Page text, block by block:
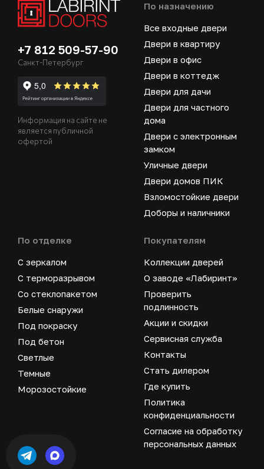
+7 812 509-57-90
Санкт-Петербург
Информация на сайте не
является публичной
офертой
По назначению
Все входные двери
Двери в квартиру
Двери в офис
Двери в коттедж
Двери для дачи
Двери для частного
дома
Двери с электронным
замком
Уличные двери
Двери домов ПИК
Взломостойкие двери
Доборы и наличники
По отделке
С зеркалом
С терморазрывом
Со стеклопакетом
Белые снаружи
Под покраску
Под бетон
Светлые
Темные
Морозостойкие
Покупателям
Коллекции дверей
О заводе «Лабиринт»
Проверить
подлинность
Акции и скидки
Сервисная служба
Контакты
Стать дилером
Где купить
Политика
конфиденциальности
Согласие на обработку
персональных данных